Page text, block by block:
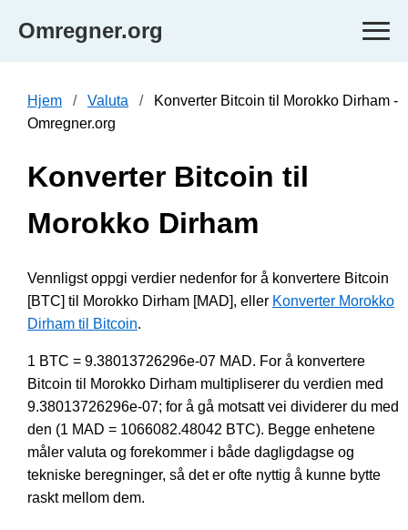
Omregner.org
Hjem Valuta
Konverter Bitcoin til Morokko Dirham -
Omregner.org
Konverter Bitcoin til
Morokko Dirham
Vennligst oppgi verdier nedenfor for å konvertere Bitcoin
[BTC] til Morokko Dirham [MAD], eller Konverter Morokko
Dirham til Bitcoin.
1 BTC = 9.38013726296e-07 MAD. For å konvertere
Bitcoin til Morokko Dirham multipliserer du verdien med
9.38013726296e-07; for å gå motsatt vei dividerer du med
den (1 MAD = 1066082.48042 BTC). Begge enhetene
måler valuta og forekommer i både dagligdagse og
tekniske beregninger, så det er ofte nyttig å kunne bytte
raskt mellom dem.